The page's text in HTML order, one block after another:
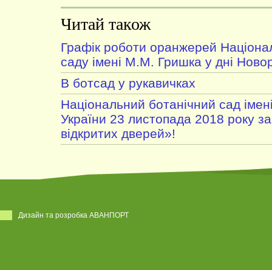
Читай також
Графік роботи оранжерей
саду імені М.М. Гришка у дні
В ботсад у рукавичках
Національний ботанічний сад
України 23 листопада 2018 року
відкритих дверей»!
Дизайн та розробка АВАНПОРТ